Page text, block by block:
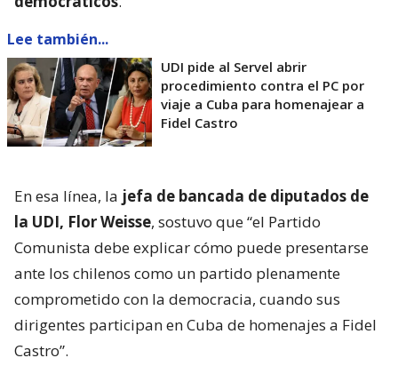
Lee también...
UDI pide al Servel abrir
procedimiento contra el PC por
viaje a Cuba para homenajear a
Fidel Castro
En esa línea, la jefa de bancada de diputados de
la UDI, Flor Weisse, sostuvo que “el Partido
Comunista debe explicar cómo puede presentarse
ante los chilenos como un partido plenamente
comprometido con la democracia, cuando sus
dirigentes participan en Cuba de homenajes a Fidel
Castro”.